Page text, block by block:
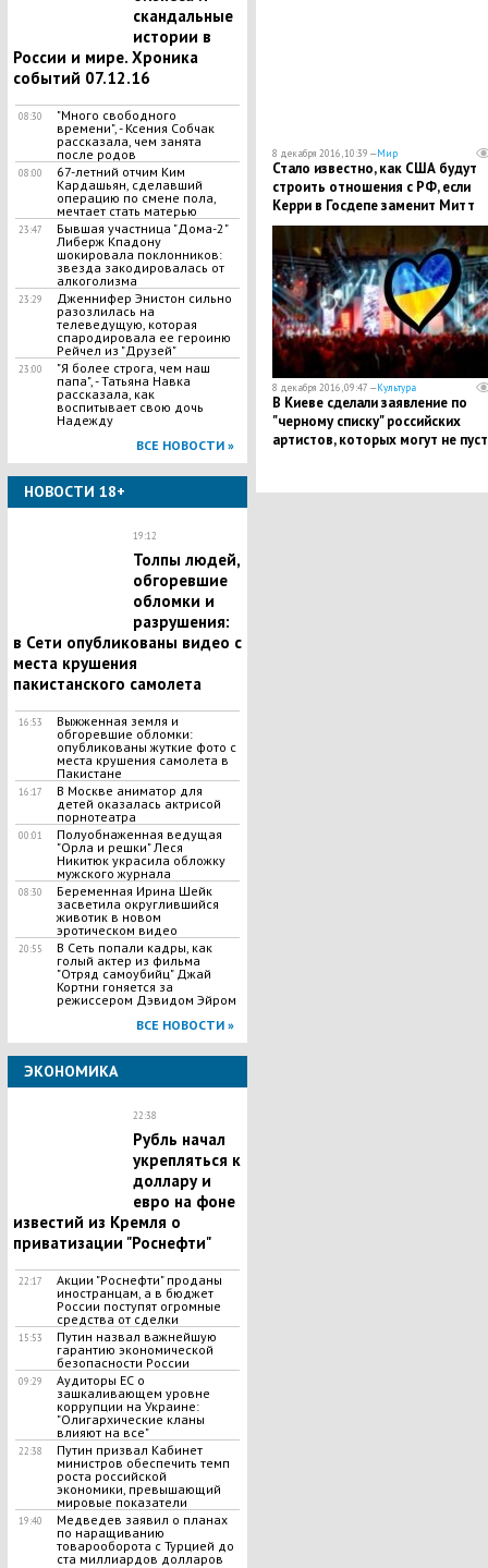
скандальные
истории в
России и мире. Хроника
событий 07.12.16
08:30
"Много свободного
времени", - Ксения Собчак
рассказала, чем занята
после родов
08:00
67-летний отчим Ким
Кардашьян, сделавший
операцию по смене пола,
мечтает стать матерью
23:47
Бывшая участница "Дома-2"
Либерж Кпадону
шокировала поклонников:
звезда закодировалась от
алкоголизма
23:29
Дженнифер Энистон сильно
разозлилась на
телеведущую, которая
спародировала ее героиню
Рейчел из "Друзей"
23:00
"Я более строга, чем наш
папа", - Татьяна Навка
рассказала, как
воспитывает свою дочь
Надежду
ВСЕ НОВОСТИ »
НОВОСТИ 18+
19:12
Толпы людей,
обгоревшие
обломки и
разрушения:
в Сети опубликованы видео с
места крушения
пакистанского самолета
16:53
Выжженная земля и
обгоревшие обломки:
опубликованы жуткие фото с
места крушения самолета в
Пакистане
16:17
В Москве аниматор для
детей оказалась актрисой
порнотеатра
00:01
Полуобнаженная ведущая
"Орла и решки" Леся
Никитюк украсила обложку
мужского журнала
08:30
Беременная Ирина Шейк
засветила округлившийся
животик в новом
эротическом видео
20:55
В Сеть попали кадры, как
голый актер из фильма
"Отряд самоубийц" Джай
Кортни гоняется за
режиссером Дэвидом Эйром
ВСЕ НОВОСТИ »
ЭКОНОМИКА
22:38
Рубль начал
укрепляться к
доллару и
евро на фоне
известий из Кремля о
приватизации "Роснефти"
22:17
Акции "Роснефти" проданы
иностранцам, а в бюджет
России поступят огромные
средства от сделки
15:53
Путин назвал важнейшую
гарантию экономической
безопасности России
09:29
Аудиторы ЕС о
зашкаливающем уровне
коррупции на Украине:
"Олигархические кланы
влияют на все"
22:38
Путин призвал Кабинет
министров обеспечить темп
роста российской
экономики, превышающий
мировые показатели
19:40
Медведев заявил о планах
по наращиванию
товарооборота с Турцией до
ста миллиардов долларов
8 декабря 2016, 10:39 —Мир
Стало известно, как США будут
строить отношения с РФ, если
Керри в Госдепе заменит Митт
Ромни
8 декабря 2016, 09:47 —Культура
В Киеве сделали заявление по
"черному списку" российских
артистов, которых могут не